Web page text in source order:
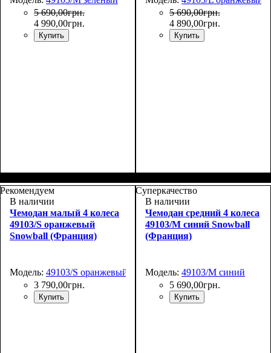
5 690,00грн.
4 990,00грн.
Купить
65х46х28+5
5 690,00грн.
4 890,00грн.
Купить
75х51х32+5
Рекомендуем
В наличии
Чемодан малый 4 колеса
49103/S оранжевый
Snowball (Франция)
Модель: 49103/S оранжевый
3 790,00грн.
Купить
Суперкачество
В наличии
Чемодан средний 4 колеса
49103/M синий Snowball
(Франция)
Модель: 49103/M синий
5 690,00грн.
Купить